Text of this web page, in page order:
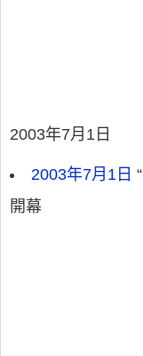
2003年7月1日
2003年7月1日
開幕